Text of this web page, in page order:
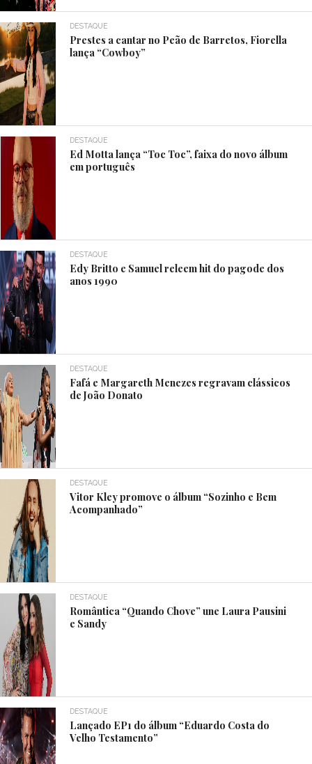
DESTAQUE
Prestes a cantar no Peão de Barretos, Fiorella
lança “Cowboy”
DESTAQUE
Ed Motta lança “Toc Toc”, faixa do novo álbum
em português
DESTAQUE
Edy Britto e Samuel releem hit do pagode dos
anos 1990
DESTAQUE
Fafá e Margareth Menezes regravam clássicos
de João Donato
DESTAQUE
Vitor Kley promove o álbum “Sozinho e Bem
Acompanhado”
DESTAQUE
Romântica “Quando Chove” une Laura Pausini
e Sandy
DESTAQUE
Lançado EP1 do álbum “Eduardo Costa do
Velho Testamento”